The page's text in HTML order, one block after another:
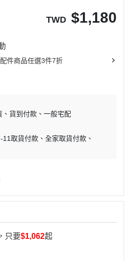
TWD $1,180
件商品任選3件7折
貨到付款
一般宅配
11取貨付款
全家取貨付款
只要$1,062起